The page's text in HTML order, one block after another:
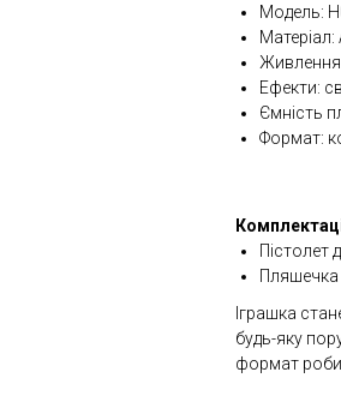
Модель:
Матеріал:
Ефекти:
Ємність
Формат:
Пістолет
Іграшка
будь-яку
формат